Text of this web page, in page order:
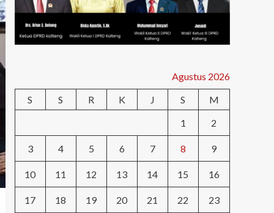
Agustus 2026
S
S R K J S
M
1
2
3 4 5 6 7 8 9
10 11 12 13 14 15 16
17 18 19 20 21 22 23